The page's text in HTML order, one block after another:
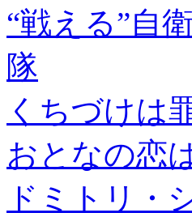
“戦える”自
隊
くちづけは
おとなの恋
ドミトリ・